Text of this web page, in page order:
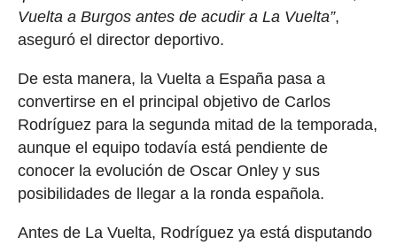
Vuelta a Burgos antes de acudir a La Vuelta”,
aseguró el director deportivo.
De esta manera, la Vuelta a España pasa a
convertirse en el principal objetivo de Carlos
Rodríguez para la segunda mitad de la temporada,
aunque el equipo todavía está pendiente de
conocer la evolución de Oscar Onley y sus
posibilidades de llegar a la ronda española.
Antes de La Vuelta, Rodríguez ya está disputando